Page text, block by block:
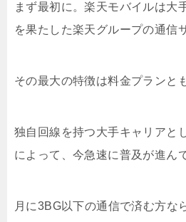
まず最初に。楽天モバイルは大
を果たした楽天グループの通信
その最大の特徴は料金プランと
独自回線を持つ大手キャリアと
によって、今急速に普及が進ん
月に3BG以下の通信で済む方な